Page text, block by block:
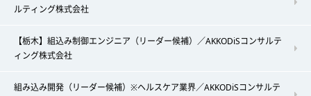
ルティング株式会社
【栃木】組込み制御エンジニア（リーダー候補）／AKKODiSコンサルテ
ィング株式会社
組み込み開発（リーダー候補）※ヘルスケア業界／AKKODiSコンサルテ